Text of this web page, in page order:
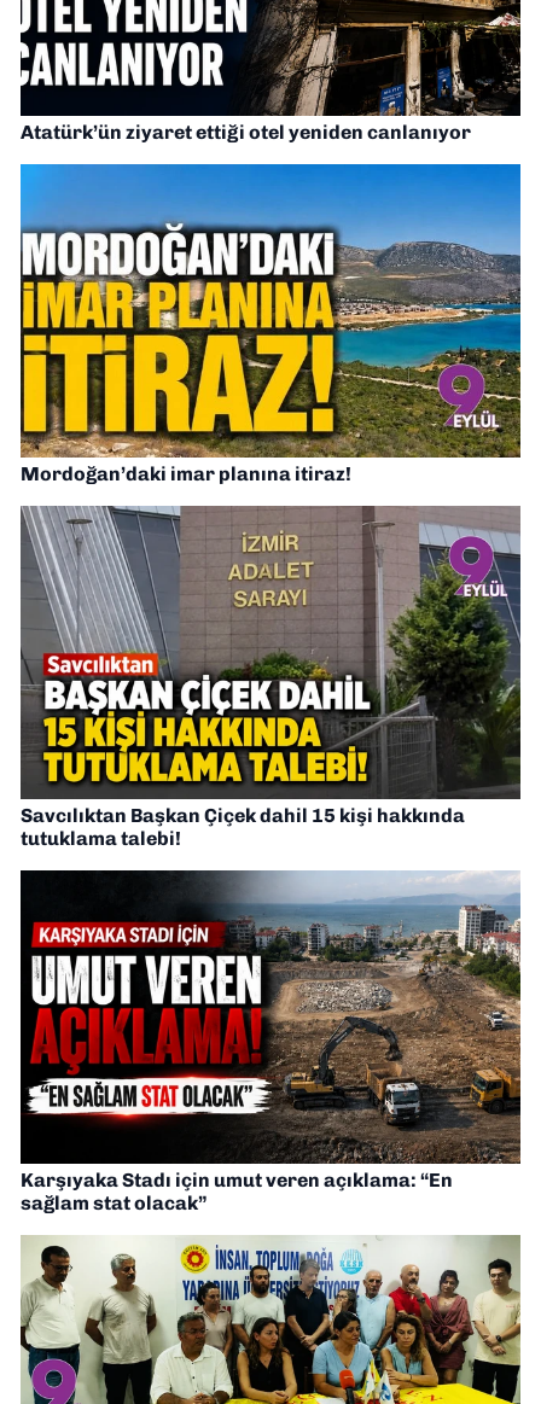
Atatürk’ün ziyaret ettiği otel yeniden canlanıyor
Mordoğan’daki imar planına itiraz!
Savcılıktan Başkan Çiçek dahil 15 kişi hakkında
tutuklama talebi!
Karşıyaka Stadı için umut veren açıklama: “En
sağlam stat olacak”